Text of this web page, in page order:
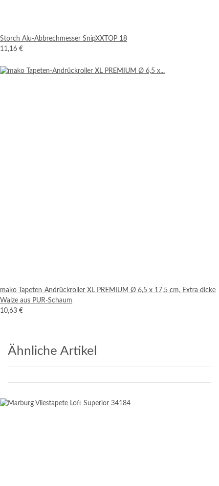
Storch Alu-Abbrechmesser SnipXXTOP 18
11,16 €
mako Tapeten-Andrückroller XL PREMIUM Ø 6,5 x 17,5 cm, Extra dicke
Walze aus PUR-Schaum
10,63 €
Ähnliche Artikel